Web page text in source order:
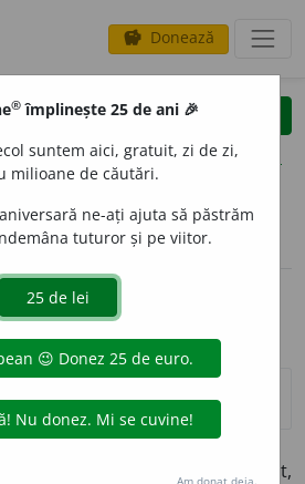
savings Donează
clear
opțiuni
volume_up (50)
material (concret sau abstract,
® împlinește 25 de ani 🎉
suntem aici, gratuit, zi de zi,
milioane de căutări.
ne-ați ajuta să păstrăm
tuturor și pe viitor.
Am donat deja.